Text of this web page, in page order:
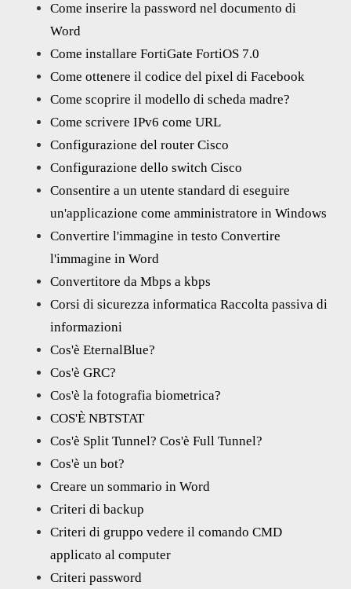
Come inserire la password nel documento di
Word
Come installare FortiGate FortiOS 7.0
Come ottenere il codice del pixel di Facebook
Come scoprire il modello di scheda madre?
Come scrivere IPv6 come URL
Configurazione del router Cisco
Configurazione dello switch Cisco
Consentire a un utente standard di eseguire
un'applicazione come amministratore in Windows
Convertire l'immagine in testo Convertire
l'immagine in Word
Convertitore da Mbps a kbps
Corsi di sicurezza informatica Raccolta passiva di
informazioni
Cos'è EternalBlue?
Cos'è GRC?
Cos'è la fotografia biometrica?
COS'È NBTSTAT
Cos'è Split Tunnel? Cos'è Full Tunnel?
Cos'è un bot?
Creare un sommario in Word
Criteri di backup
Criteri di gruppo vedere il comando CMD
applicato al computer
Criteri password